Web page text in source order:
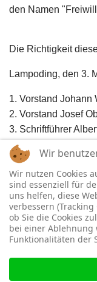
den Namen
Die Richtigkeit
Lampoding, den 3.
1. Vorstand Johann
2. Vorstand Josef
3. Schriftführer
4. Kassier Raimund
5. 1. Fähnrich
6. 1. Kdt. Franz
7. 2. Kdt. Gerhard
Wir
Wir nutzen Cookies
sind essenziell für
uns helfen, diese
verbessern
ob Sie die Cookies
bei einer
Funktionalitäten der